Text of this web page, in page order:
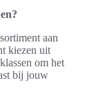
aan
kiezen uit
om het
bij jouw